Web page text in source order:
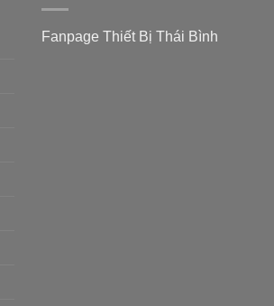
Fanpage Thiết Bị Thái Bình